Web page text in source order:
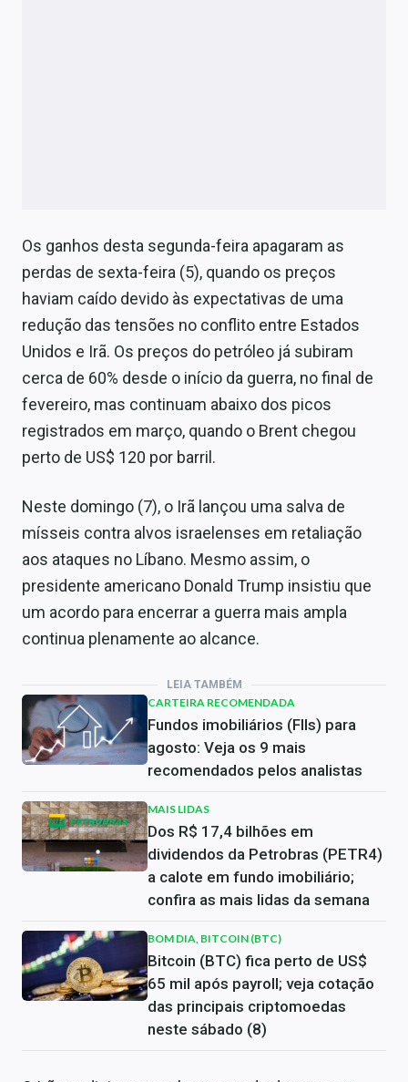
Os ganhos desta segunda-feira apagaram as
perdas de sexta-feira (5), quando os preços
haviam caído devido às expectativas de uma
redução das tensões no conflito entre Estados
Unidos e Irã. Os preços do petróleo já subiram
cerca de 60% desde o início da guerra, no final de
fevereiro, mas continuam abaixo dos picos
registrados em março, quando o Brent chegou
perto de US$ 120 por barril.
Neste domingo (7), o Irã lançou uma salva de
mísseis contra alvos israelenses em retaliação
aos ataques no Líbano. Mesmo assim, o
presidente americano Donald Trump insistiu que
um acordo para encerrar a guerra mais ampla
continua plenamente ao alcance.
LEIA TAMBÉM
CARTEIRA RECOMENDADA
Fundos imobiliários (FIIs) para
agosto: Veja os 9 mais
recomendados pelos analistas
MAIS LIDAS
Dos R$ 17,4 bilhões em
dividendos da Petrobras (PETR4)
a calote em fundo imobiliário;
confira as mais lidas da semana
BOM DIA, BITCOIN (BTC)
Bitcoin (BTC) fica perto de US$
65 mil após payroll; veja cotação
das principais criptomoedas
neste sábado (8)